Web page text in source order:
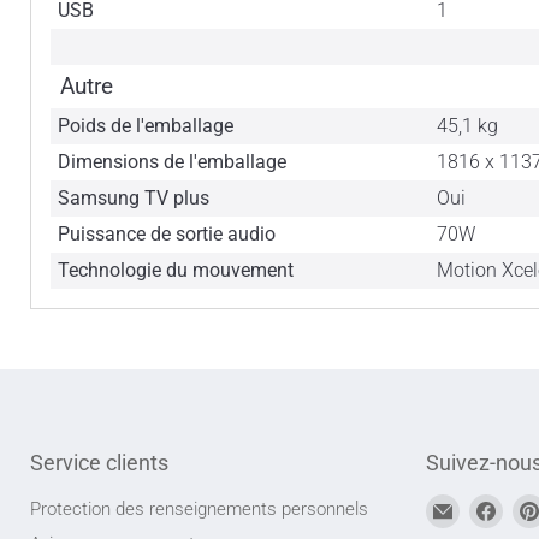
USB
1
Autre
Poids de l'emballage
45,1 kg
Dimensions de l'emballage
1816 x
Samsung TV plus
Oui
Puissance de sortie audio
70W
Technologie du mouvement
Motion
Service clients
Protection des renseignements personnels
Suivez-
Trouvez-